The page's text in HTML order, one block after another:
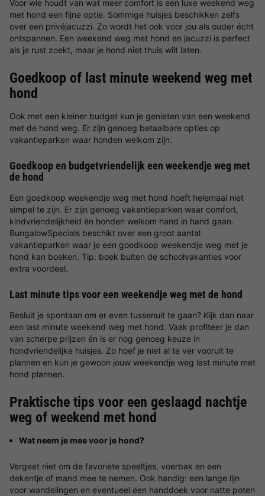
Voor wie houdt van wat meer comfort is een luxe weekend weg
met hond een fijne optie. Sommige huisjes beschikken zelfs
over een privéjacuzzi. Zo wordt het ook voor jou als ouder écht
ontspannen. Een weekend weg met hond en jacuzzi is perfect
als je rust zoekt, maar je hond niet thuis wilt laten.
Goedkoop of last minute weekend weg met
hond
Ook met een kleiner budget kun je genieten van een weekend
met de hond weg. Er zijn genoeg betaalbare opties op
vakantieparken waar honden welkom zijn.
Goedkoop en budgetvriendelijk een weekendje weg met
de hond
Een goedkoop weekendje weg met hond hoeft helemaal niet
simpel te zijn. Er zijn genoeg vakantieparken waar comfort,
kindvriendelijkheid én honden welkom hand in hand gaan.
BungalowSpecials beschikt over een groot aantal
vakantieparken waar je een goedkoop weekendje weg met je
hond kan boeken. Tip: boek buiten de schoolvakanties voor
extra voordeel.
Last minute tips voor een weekendje weg met de hond
Besluit je spontaan om er even tussenuit te gaan? Kijk dan naar
een last minute weekend weg met hond. Vaak profiteer je dan
van scherpe prijzen én is er nog genoeg keuze in
hondvriendelijke huisjes. Zo hoef je niet al te ver vooruit te
plannen en kun je gewoon jouw weekendje weg last minute met
hond plannen.
Praktische tips voor een geslaagd nachtje
weg of weekend met hond
Wat neem je mee voor je hond?
Vergeet niet om de favoriete speeltjes, voerbak en een
dekentje of mand mee te nemen. Ook handig: een lange lijn
voor wandelingen en eventueel een handdoek voor natte poten